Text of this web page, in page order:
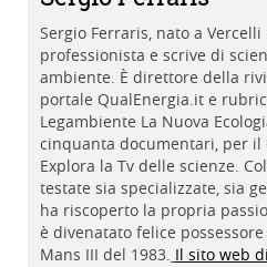
Sergio Ferraris, nato a
professionista e scrive di
ambiente. È direttore della
portale QualEnergia.it e
Legambiente La Nuova
cinquanta documentari, per il
Explora la Tv delle scienze.
testate sia specializzate, sia
ha riscoperto la propria
è divenatato felice
Mans III del 1983. Il sito web